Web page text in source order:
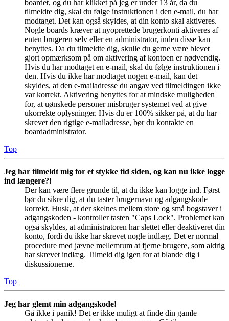
boardet, og du har klikket på jeg er under 13 år, da du
tilmeldte dig, skal du følge instruktionen i den e-mail, du har
modtaget. Det kan også skyldes, at din konto skal aktiveres.
Nogle boards kræver at nyoprettede brugerkonti aktiveres af
enten brugeren selv eller en administrator, inden disse kan
benyttes. Da du tilmeldte dig, skulle du gerne være blevet
gjort opmærksom på om aktivering af kontoen er nødvendig.
Hvis du har modtaget en e-mail, skal du følge instruktionen i
den. Hvis du ikke har modtaget nogen e-mail, kan det
skyldes, at den e-mailadresse du angav ved tilmeldingen ikke
var korrekt. Aktivering benyttes for at mindske muligheden
for, at uønskede personer misbruger systemet ved at give
ukorrekte oplysninger. Hvis du er 100% sikker på, at du har
skrevet den rigtige e-mailadresse, bør du kontakte en
boardadministrator.
Top
Jeg har tilmeldt mig for et stykke tid siden, og kan nu ikke logge
ind længere?!
Der kan være flere grunde til, at du ikke kan logge ind. Først
bør du sikre dig, at du taster brugernavn og adgangskode
korrekt. Husk, at der skelnes mellem store og små bogstaver i
adgangskoden - kontroller tasten "Caps Lock". Problemet kan
også skyldes, at administratoren har slettet eller deaktiveret din
konto, fordi du ikke har skrevet nogle indlæg. Det er normal
procedure med jævne mellemrum at fjerne brugere, som aldrig
har skrevet indlæg. Tilmeld dig igen for at blande dig i
diskussionerne.
Top
Jeg har glemt min adgangskode!
Gå ikke i panik! Det er ikke muligt at finde din gamle